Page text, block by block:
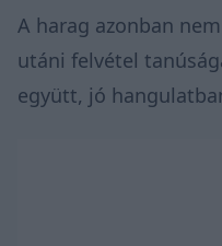
A harag azonban
utáni felvétel
együtt, jó